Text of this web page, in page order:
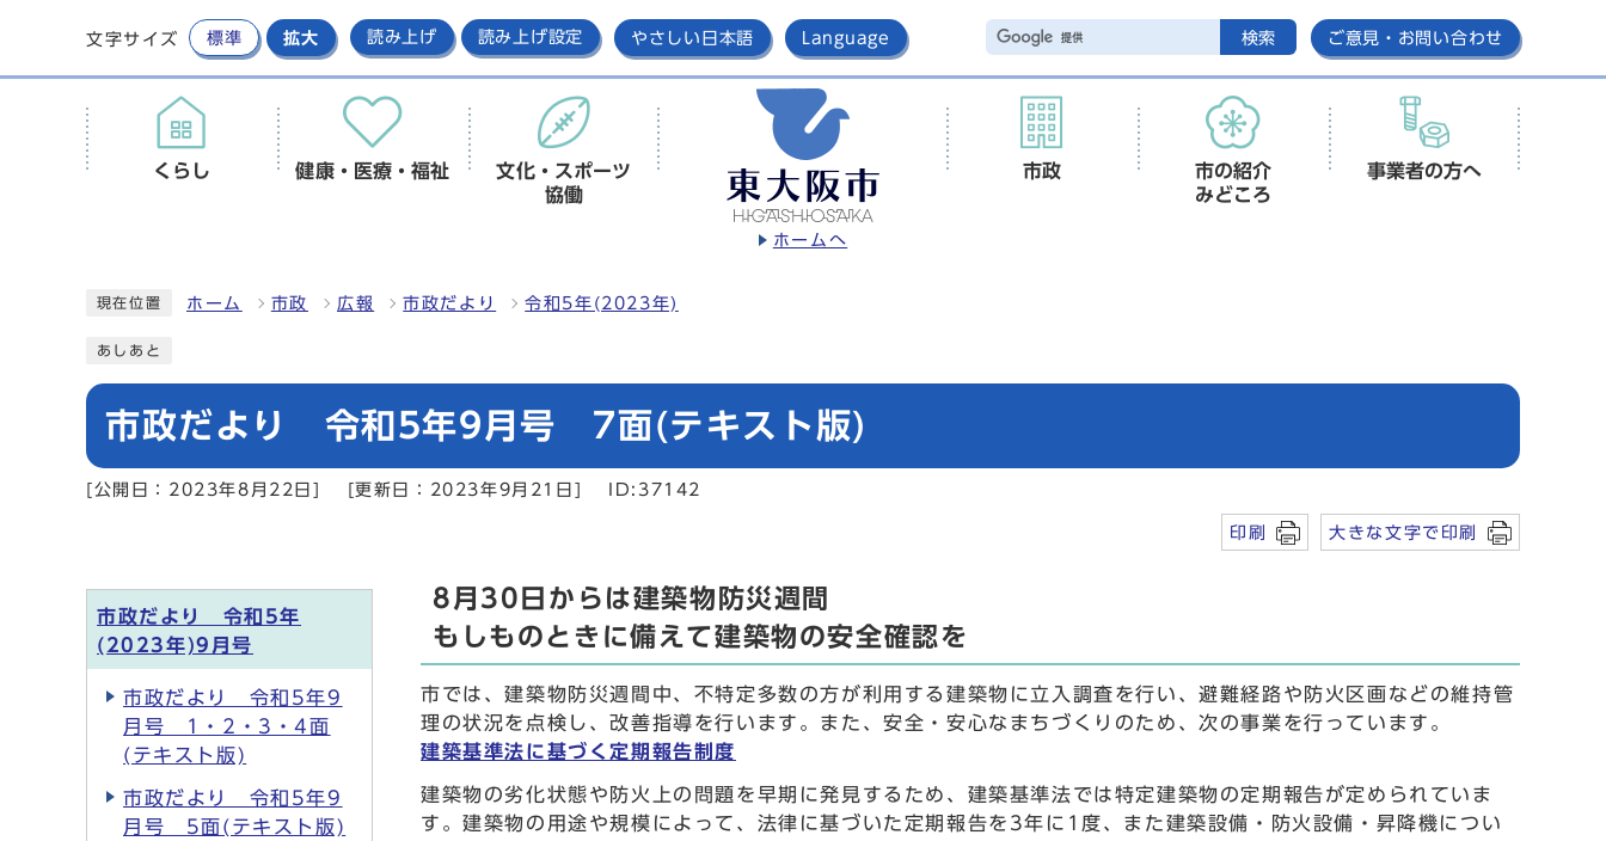
文字サイズ 標準 拡大 読み上げ 読み上げ設定 やさしい日本語 Language 検索 ご意見・お問い合わせ
ホームへ
くらし 健康・医療・福祉
文化・スポーツ
協働
市政
市の紹介
みどころ
事業者の方へ
現在位置 ホーム 市政 広報 市政だより 令和5年(2023年)
あしあと
市政だより 令和5年9月号 7面(テキスト版)
[公開日：2023年8月22日] [更新日：2023年9月21日] ID:37142
印刷 大きな文字で印刷
8月30日からは建築物防災週間
もしものときに備えて建築物の安全確認を
市では、建築物防災週間中、不特定多数の方が利用する建築物に立入調査を行い、避難経路や防火区画などの維持管
理の状況を点検し、改善指導を行います。また、安全・安心なまちづくりのため、次の事業を行っています。
建築基準法に基づく定期報告制度
建築物の劣化状態や防火上の問題を早期に発見するため、建築基準法では特定建築物の定期報告が定められていま
す。建築物の用途や規模によって、法律に基づいた定期報告を3年に1度、また建築設備・防火設備・昇降機につい
市政だより 令和5年
(2023年)9月号
市政だより 令和5年9
月号 1・2・3・4面
(テキスト版)
市政だより 令和5年9
月号 5面(テキスト版)